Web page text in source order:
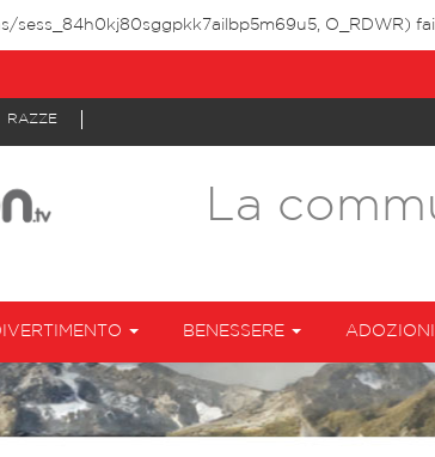
O_RDWR)
RAZZE
La
BENESSERE ADOZIONI